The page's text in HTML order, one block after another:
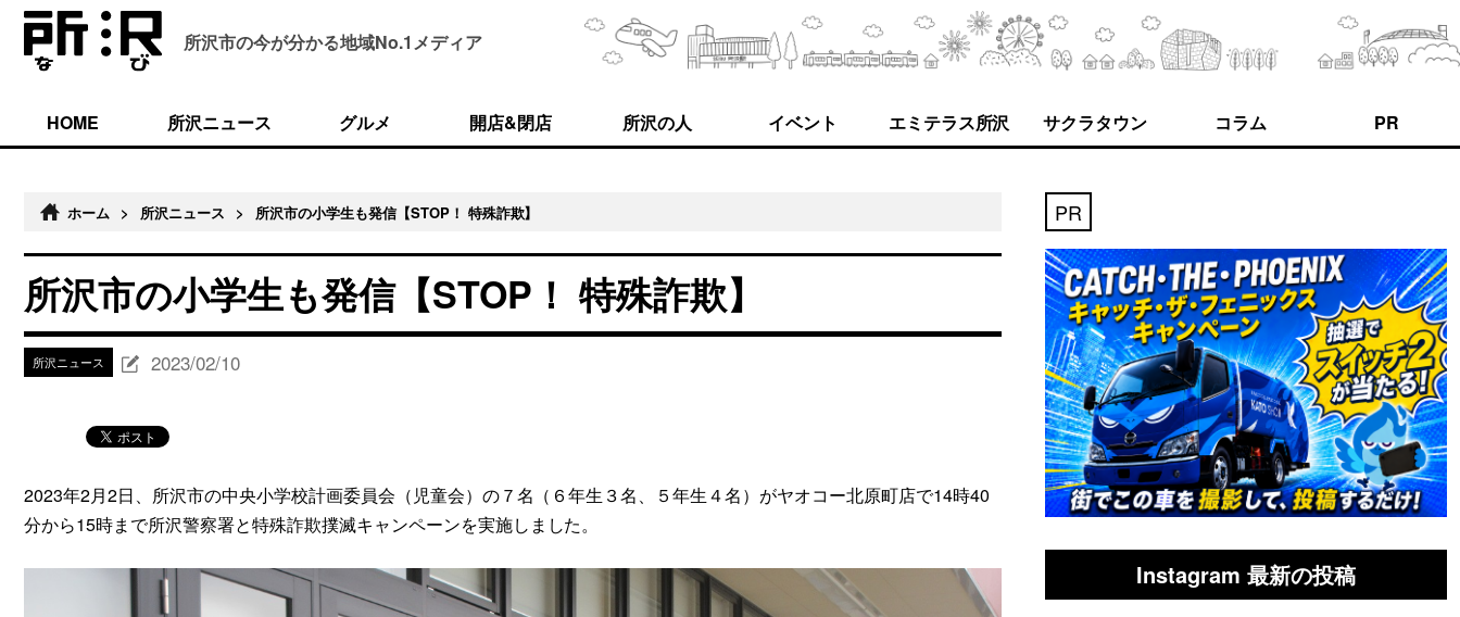
所沢市の今が分かる地域No.1メディア
HOME 所沢ニュース グルメ 開店&閉店 所沢の人 イベント エミテラス所沢 サクラタウン コラム PR
ホーム > 所沢ニュース > 所沢市の小学生も発信【STOP！ 特殊詐欺】
所沢市の小学生も発信【STOP！ 特殊詐欺】
所沢ニュース 2023/02/10
2023年2月2日、所沢市の中央小学校計画委員会（児童会）の７名（６年生３名、５年生４名）がヤオコー北原町店で14時40
分から15時まで所沢警察署と特殊詐欺撲滅キャンペーンを実施しました。
PR
Instagram 最新の投稿